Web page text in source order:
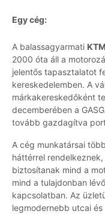
Egy cég:
A balassagyarmati
2000 óta áll a
jelentős tapasztalatot
kereskedelemben. A
márkakereskedőként
decemberében a
tovább gazdagítva
A cég munkatársai
háttérrel
biztosítanak mind a
mind a tulajdonban
kapcsolatban. Az
legmodernebb utcai